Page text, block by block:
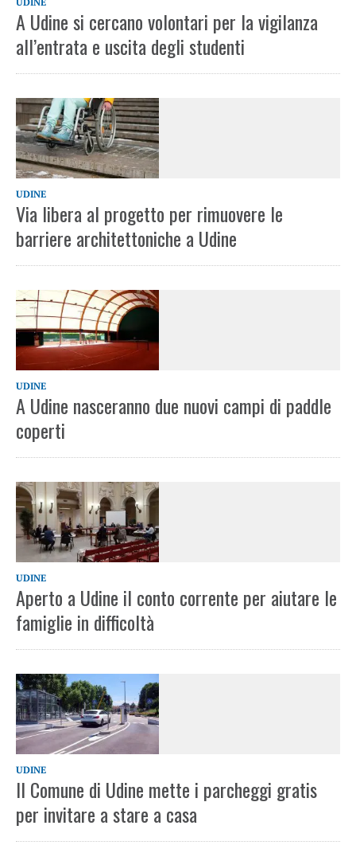
A Udine si cercano volontari per la vigilanza
all’entrata e uscita degli studenti
UDINE
Via libera al progetto per rimuovere le
barriere architettoniche a Udine
UDINE
A Udine nasceranno due nuovi campi di paddle
coperti
UDINE
Aperto a Udine il conto corrente per aiutare le
famiglie in difficoltà
UDINE
Il Comune di Udine mette i parcheggi gratis
per invitare a stare a casa